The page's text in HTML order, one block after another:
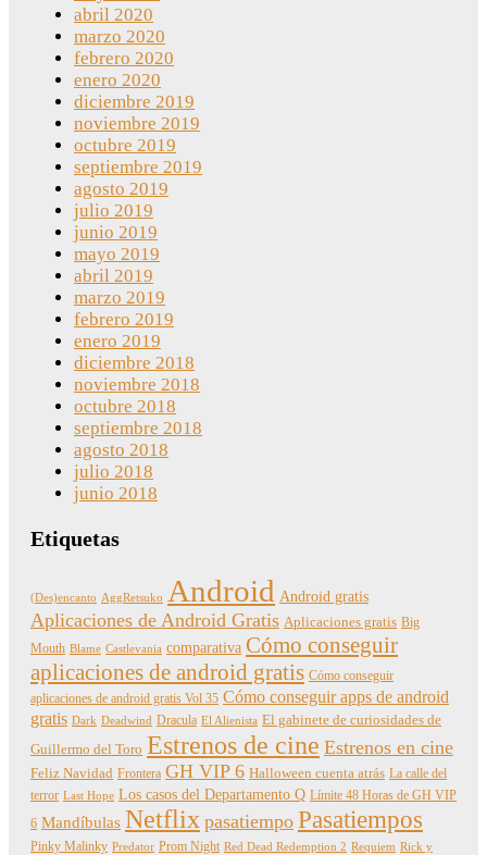
abril 2020
marzo 2020
febrero 2020
enero 2020
diciembre 2019
noviembre 2019
octubre 2019
septiembre 2019
agosto 2019
julio 2019
junio 2019
mayo 2019
abril 2019
marzo 2019
febrero 2019
enero 2019
diciembre 2018
noviembre 2018
octubre 2018
septiembre 2018
agosto 2018
julio 2018
junio 2018
Etiquetas
(Des)encanto AggRetsuko Android Android gratis
Aplicaciones de Android Gratis Aplicaciones gratis Big
Mouth Blame Castlevania comparativa Cómo conseguir
aplicaciones de android gratis Cómo conseguir
aplicaciones de android gratis Vol 35 Cómo conseguir apps de android
gratis Dark Deadwind Dracula El Alienista El gabinete de curiosidades de
Guillermo del Toro Estrenos de cine Estrenos en cine
Feliz Navidad Frontera GH VIP 6 Halloween cuenta atrás La calle del
terror Last Hope Los casos del Departamento Q Límite 48 Horas de GH VIP
6 Mandíbulas Netflix pasatiempo Pasatiempos
Pinky Malinky Predator Prom Night Red Dead Redemption 2 Requiem Rick y